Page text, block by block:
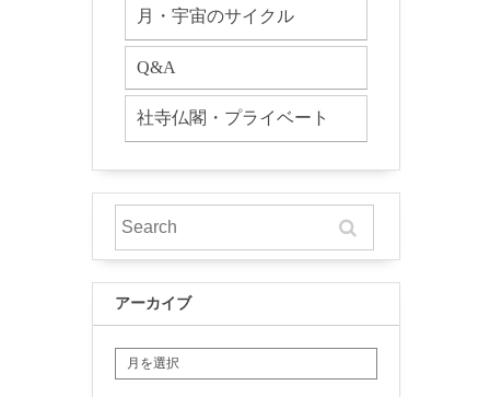
月・宇宙のサイクル
Q&A
社寺仏閣・プライベート
アーカイブ